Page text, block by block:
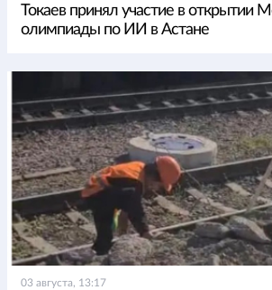
Токаев принял участие в открытии
олимпиады по ИИ в Астане
03 августа, 13:17